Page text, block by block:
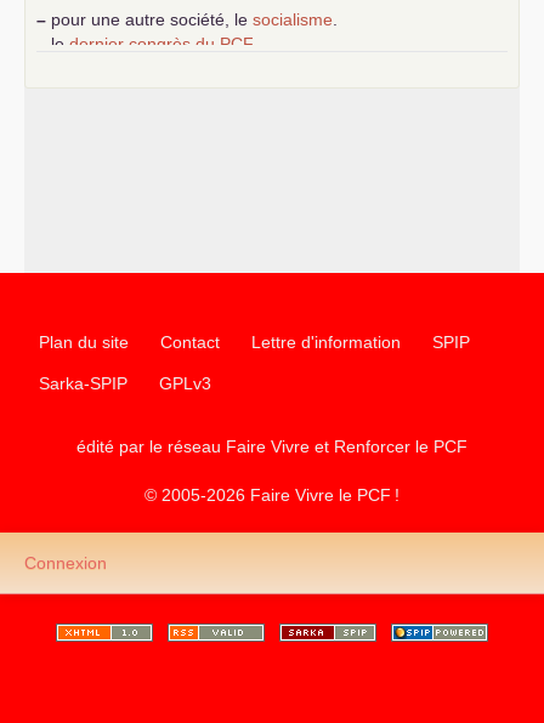
– pour une autre société, le socialisme
le dernier congrès du PCF
Plan du site Contact Lettre d'information SPIP
Sarka-SPIP GPLv3
édité par le réseau Faire Vivre et Renforcer le PCF
© 2005-2026 Faire Vivre le PCF !
Connexion